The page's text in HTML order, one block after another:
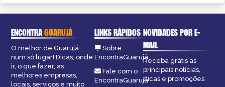
ENCONTRAGUARUJÁ
O melhor de Guarujá
num só lugar! Dicas, onde
ir, o que fazer, as
melhores empresas,
locais, serviços e muito
LINKS RÁPIDOS
Sobre
EncontraGuarujá
Fale com o
EncontraGuarujá
NOVIDADES POR E-
MAIL
Receba grátis as
principais notícias,
dicas e promoções